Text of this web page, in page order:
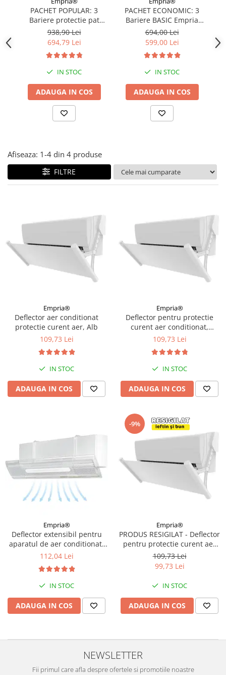
Covorase ortopedice senzoriale
Cuburi magnetice JollyHeap®
Rechizite scolare
LEGO
Stikere decorative si covoare
Stickere decorative
Covorase de joaca
Ingrijire adulti
Carduri Cadou
Propuneri Cadou
Resigilate
PACHET POPULAR: 3
Bariere protectie pat
copii, SELECT, 160x200
cm
938,90 Lei
694,79 Lei
IN STOC
ADAUGA IN COS
PACHET ECONOMIC: 3
Bariere BASIC Empria
protectie pat 160X200 cm
+ bara stabilizatoare
694,00 Lei
599,00 Lei
IN STOC
ADAUGA IN COS
Afiseaza: 1-4 din 4 produse
FILTRE
Empria®
Deflector aer conditionat
protectie curent aer, Alb
109,73 Lei
IN STOC
ADAUGA IN COS
Empria®
Deflector pentru protectie
curent aer conditionat,
Empria, ajustabil pe 4
109,73 Lei
IN STOC
ADAUGA IN COS
Empria®
Deflector extensibil pentru
aparatul de aer conditionat,
Empria, Transparent
112,04 Lei
IN STOC
ADAUGA IN COS
-9%
Empria®
PRODUS RESIGILAT - Deflector
pentru protectie curent aer
conditionat, Empria, ajustabil
pe 4 niveluri, retractabil, Alb
109,73 Lei
99,73 Lei
IN STOC
ADAUGA IN COS
NEWSLETTER
Fii primul care afla despre ofertele si promotiile noastre